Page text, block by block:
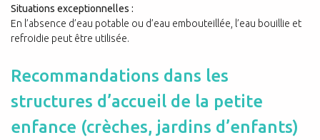
Situations exceptionnelles :
En l’absence d’eau potable ou d’eau embouteillée, l’eau bouillie et
refroidie peut être utilisée.
Recommandations dans les
structures d’accueil de la petite
enfance (crèches, jardins d’enfants)